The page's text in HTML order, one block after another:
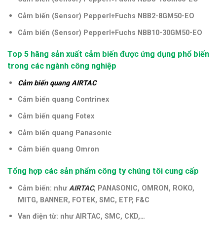
Cảm biến (Sensor) Pepperl+Fuchs NBB2-8GM50-EO
Cảm biến (Sensor) Pepperl+Fuchs NBB10-30GM50-EO
Top 5 hãng sản xuất cảm biến được ứng dụng phổ biến
trong các ngành công nghiệp
Cảm biến quang AIRTAC
Cảm biến quang Contrinex
Cảm biến quang Fotex
Cảm biến quang Panasonic
Cảm biến quang Omron
Tổng hợp các sản phẩm công ty chúng tôi cung cấp
Cảm biến: nhưAIRTAC, PANASONIC, OMRON, ROKO,
MITG, BANNER, FOTEK, SMC, ETP, F&C
Van điện từ: như AIRTAC, SMC, CKD,…